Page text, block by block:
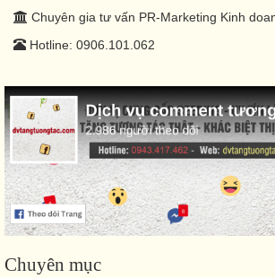
Chuyên gia tư vấn PR-Marketing Kinh
Hotline: 0906.101.062
Chuyên mục